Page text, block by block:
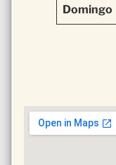
Domingo